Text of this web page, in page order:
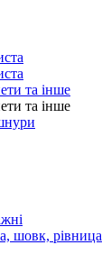
та інше
та інше
шовк, рівница